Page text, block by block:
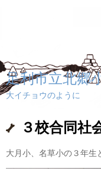
足利市立北郷
大イチョウのように
３校合同
大月小、名草小の３年生